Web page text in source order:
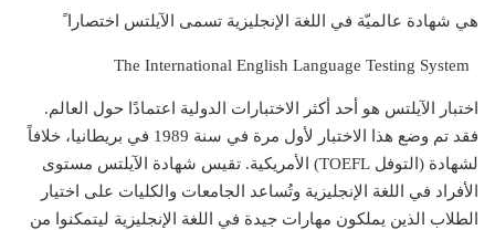
هي شهادة عالميّة في اللغة الإنجليزية تسمى الآيلتس اختصارا ً
اختبار الآيلتس هو أحد أكثر الاختبارات الدولية اعتمادًا حول العالم.
فقد تم وضع هذا الاختبار لأول مرة في سنة 1989 في بريطانيا، خلافاً
لشهادة (التوفل TOEFL) الأمريكية. تقيس شهادة الآيلتس مستوى
الأفراد في اللغة الإنجليزية وتُساعد الجامعات والكليات على اختيار
الطلاب الذين يملكون مهارات جيدة في اللغة الإنجليزية ليتمكنوا من